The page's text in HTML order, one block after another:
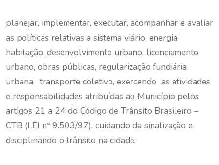
planejar, implementar, executar, acompanhar e avaliar
as políticas relativas a sistema viário, energia,
habitação, desenvolvimento urbano, licenciamento
urbano, obras públicas, regularização fundiária
urbana, transporte coletivo, exercendo as atividades
e responsabilidades atribuídas ao Município pelos
artigos 21 a 24 do Código de Trânsito Brasileiro –
CTB (LEI nº 9.503/97), cuidando da sinalização e
disciplinando o trânsito na cidade;